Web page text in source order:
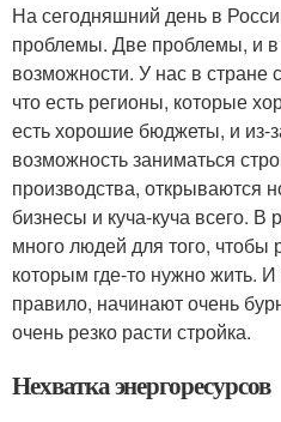
На сегодняшний день в
проблемы. Две проблемы, и
возможности. У нас в стране
что есть регионы, которые
есть хорошие бюджеты, и из-
возможность заниматься
производства, открываются
бизнесы и куча-куча всего. В
много людей для того, чтобы
которым где-то нужно жить. И
правило, начинают очень
очень резко расти стройка.
Нехватка энергоресурсов